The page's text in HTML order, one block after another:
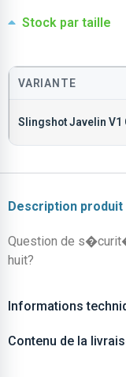
Stock par taille
VARIANTE
Slingshot Javelin V1
Description produit
Question de
huit?
Informations
Contenu de la